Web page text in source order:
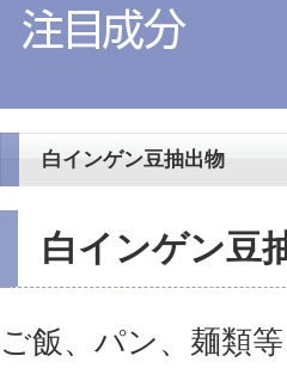
白インゲン豆抽出物
白インゲン豆
ご飯、パン、麺類